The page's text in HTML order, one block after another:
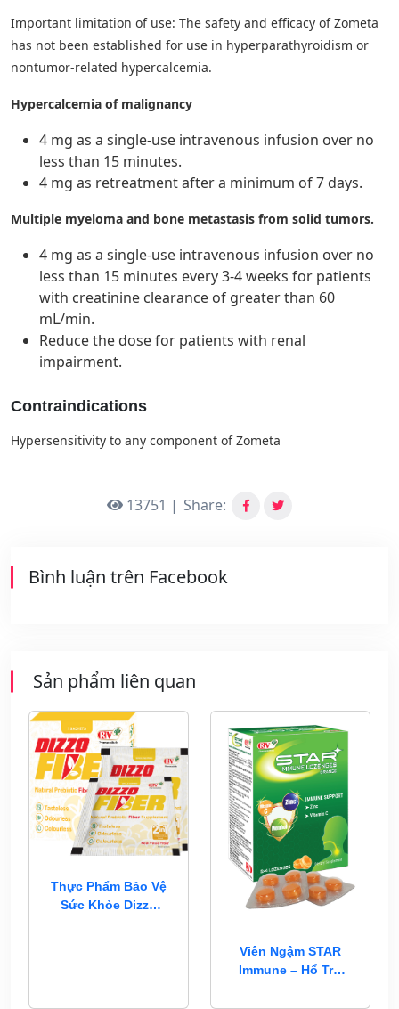
Important limitation of use: The safety and efficacy of Zometa
has not been established for use in hyperparathyroidism or
nontumor-related hypercalcemia.
Hypercalcemia of malignancy
4 mg as a single-use intravenous infusion over no
less than 15 minutes.
4 mg as retreatment after a minimum of 7 days.
Multiple myeloma and bone metastasis from solid tumors.
4 mg as a single-use intravenous infusion over no
less than 15 minutes every 3-4 weeks for patients
with creatinine clearance of greater than 60
mL/min.
Reduce the dose for patients with renal
impairment.
Contraindications
Hypersensitivity to any component of Zometa
13751 | Share:
Bình luận trên Facebook
Sản phẩm liên quan
Thực Phẩm Bảo Vệ
Sức Khỏe Dizzo
Viên Ngậm STAR
Immune – Hổ Trợ